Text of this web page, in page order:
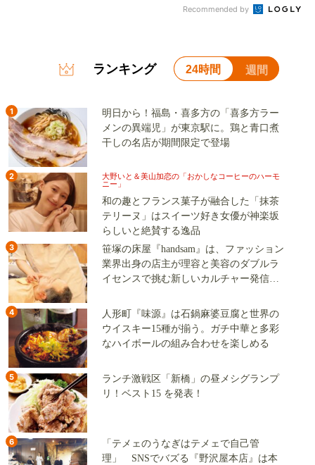
Recommended by
ランキング 24時間 週間
1
明日から！福島・喜多方の「喜多方ラー
メンの異端児」が東京駅に。鶏と青口煮
干しの名店が期間限定で登場
2
大野いと＆美山加恋の「おかしなコーヒーのハーモ
ニー」
和の趣とフランス菓子が融合した「抹茶
テリーヌ」はスイーツ好き女優が神楽坂
らしいと絶賛する逸品
3
笹塚の床屋『handsam』は、ファッション
業界出身の店主が理容と美容のダブルラ
イセンスで挑む新しいカルチャー発信基
4
人形町『味源』は石鍋麻婆豆腐と世界の
ウイスキー15種が揃う。ガチ中華と多彩
なハイボールの組み合わせを楽しめる
5
ランチ激戦区「新橋」の昼メシグランプ
リ！ベスト15 を発表！
6
「テメェのうなぎはテメェで自己管
理」 SNSでバズる『野沢屋本店』は本